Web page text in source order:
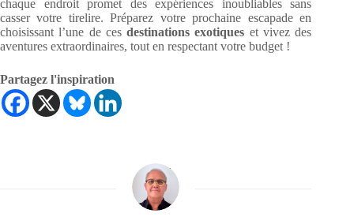
chaque endroit promet des expériences inoubliables sans
casser votre tirelire. Préparez votre prochaine escapade en
choisissant l’une de cesdestinations exotiques et vivez des
aventures extraordinaires, tout en respectant votre budget !
Partagez l'inspiration